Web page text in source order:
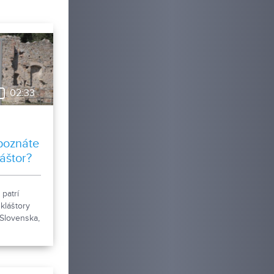
02:33
patrí